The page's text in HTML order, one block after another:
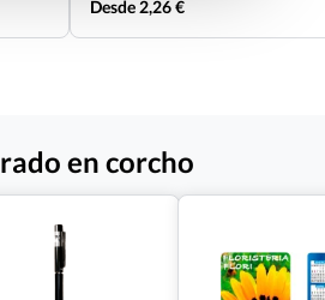
Desde 2,26 €
en corcho